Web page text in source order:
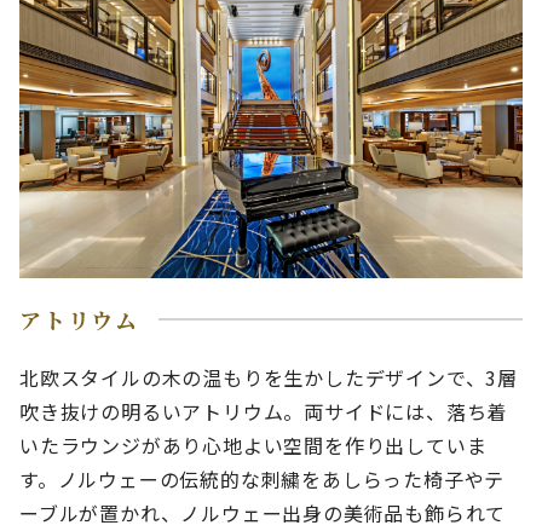
アトリウム
北欧スタイルの木の温もりを生かしたデザインで、3層
吹き抜けの明るいアトリウム。両サイドには、落ち着
いたラウンジがあり心地よい空間を作り出していま
す。ノルウェーの伝統的な刺繍をあしらった椅子やテ
ーブルが置かれ、ノルウェー出身の美術品も飾られて